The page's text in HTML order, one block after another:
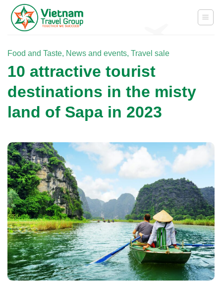
Skip
content
Food and Taste, News and events, Travel sale
10 attractive tourist
destinations in the misty
land of Sapa in 2023